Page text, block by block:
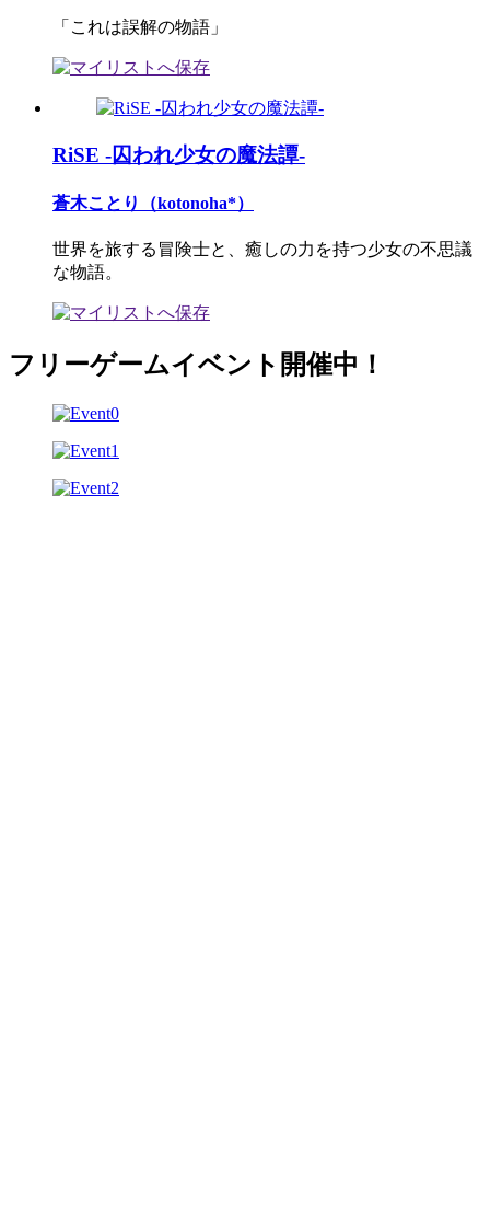
「これは誤解の物語」
RiSE -囚われ少女の魔法譚-
蒼木ことり（kotonoha*）
世界を旅する冒険士と、癒しの力を持つ少女の不思議
な物語。
フリーゲームイベント開催中！